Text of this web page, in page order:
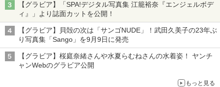
【グラビア】「SPA!デジタル写真集 江籠裕奈『エンジェルボデ
ィ』」より誌面カットを公開！
【グラビア】貝殻の次は「サンゴNUDE」！武田久美子の23年ぶ
り写真集「Sango」を9月9日に発売
【グラビア】桜庭奈緒さんや水夏らむねさんの水着姿！ ヤンチ
ャンWebのグラビア公開
もっと見る